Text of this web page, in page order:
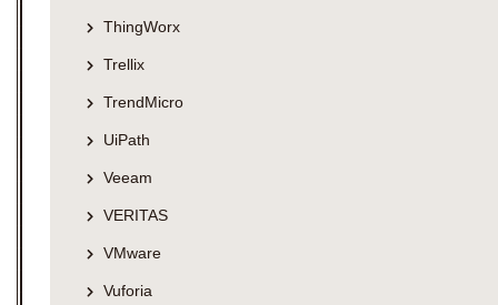
ThingWorx
Trellix
TrendMicro
UiPath
Veeam
VERITAS
VMware
Vuforia